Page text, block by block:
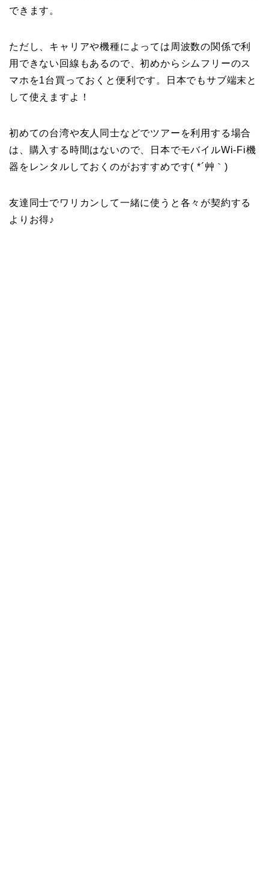
できます。
ただし、キャリアや機種によっては周波数の関係で利
用できない回線もあるので、初めからシムフリーのス
マホを1台買っておくと便利です。日本でもサブ端末と
して使えますよ！
初めての台湾や友人同士などでツアーを利用する場合
は、購入する時間はないので、日本でモバイルWi-Fi機
器をレンタルしておくのがおすすめです( *´艸｀)
友達同士でワリカンして一緒に使うと各々が契約する
よりお得♪